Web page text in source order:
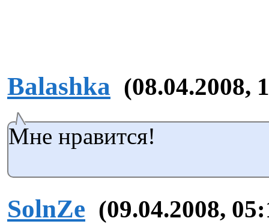
Balashka (08.04.2008,
Мне нравится!
SolnZe (09.04.2008,